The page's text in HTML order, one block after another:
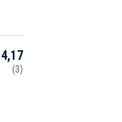
4,17
(3)